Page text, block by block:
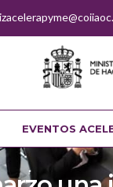
EVENTOS